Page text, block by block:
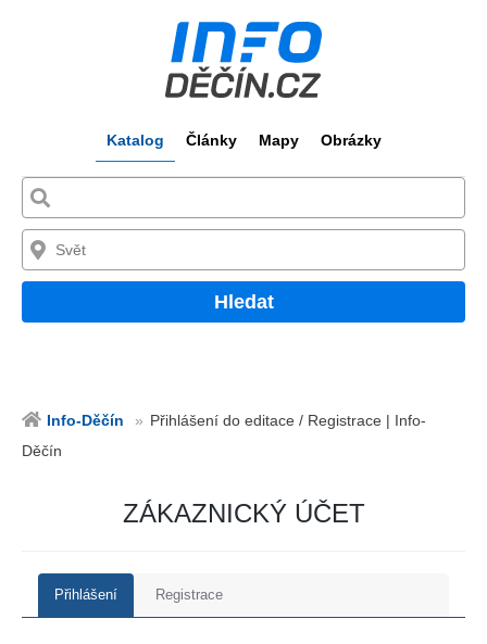
Katalog Články Mapy Obrázky
Hledat
Info-Děčín
Přihlášení do editace / Registrace | Info-
Děčín
ZÁKAZNICKÝ ÚČET
Přihlášení Registrace